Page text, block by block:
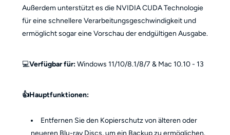
Außerdem unterstützt es die NVIDIA CUDA Technologie
für eine schnellere Verarbeitungsgeschwindigkeit und
ermöglicht sogar eine Vorschau der endgültigen Ausgabe.
💻Verfügbar für:Windows 11/10/8.1/8/7 & Mac 10.10 - 13
👍Hauptfunktionen:
Entfernen Sie den Kopierschutz von älteren oder
neueren Blu-ray Discs, um ein Backup zu ermöglichen.